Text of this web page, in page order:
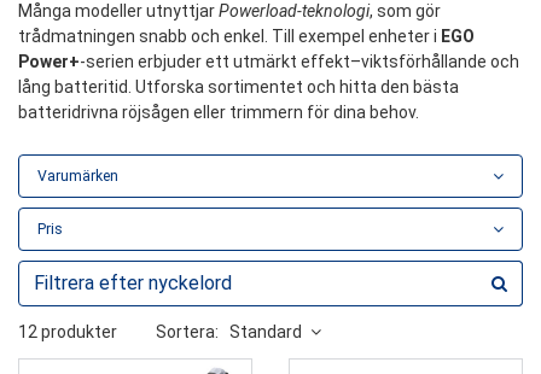
Många modeller utnyttjarPowerload-teknologi, som gör
trådmatningen snabb och enkel. Till exempel enheter i EGO
Power+-serien erbjuder ett utmärkt effekt–viktsförhållande och
lång batteritid. Utforska sortimentet och hitta den bästa
batteridrivna röjsågen eller trimmern för dina behov.
Varumärken
Pris
12 produkter Sortera: Standard